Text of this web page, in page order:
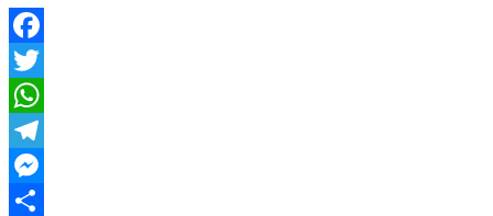
Facebook
Twitter
WhatsApp
Telegram
Messenger